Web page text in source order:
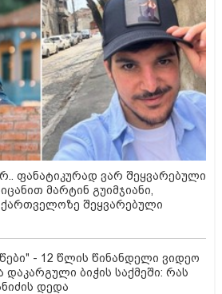
ფანატიკურად ვარ შეყვარებული
მარტინ გუიმჯიანი,
შეყვარებული
- 12 წლის წინანდელი ვიდეო
ბიჭის საქმეში: რას
დედა